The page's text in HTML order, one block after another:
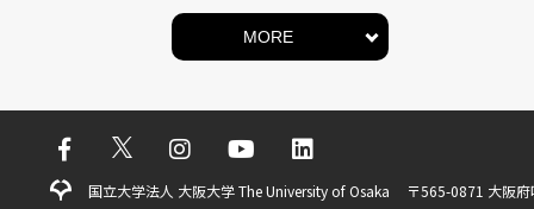
MORE
国立大学法人 大阪大学 The University of Osaka 〒565-0871 大阪